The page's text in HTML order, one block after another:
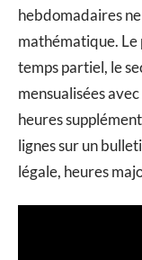
hebdomadaires
mathématique.
temps partiel, le
mensualisées
heures
lignes sur un
légale, heures